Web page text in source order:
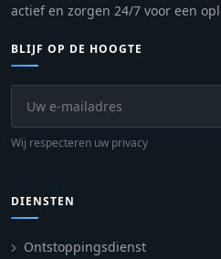
actief en zorgen 24/7 voor een
BLIJF OP DE HOOGTE
Wij respecteren uw privacy
DIENSTEN
Ontstoppingsdienst